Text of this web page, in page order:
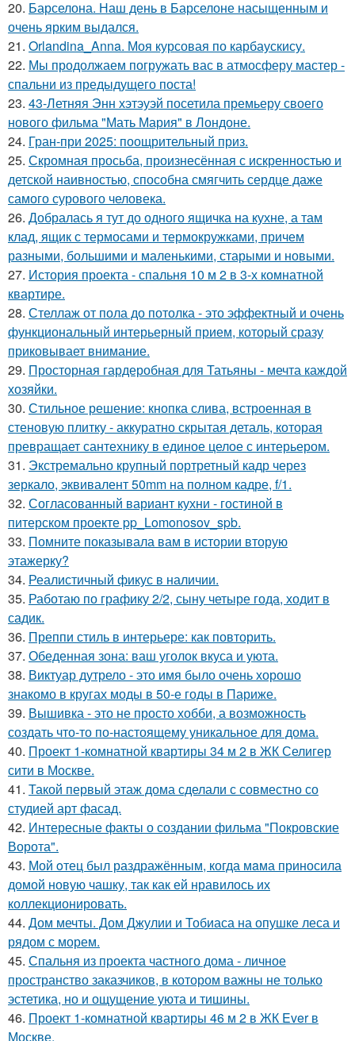
20. Барселона. Наш день в Барселоне насыщенным и
очень ярким выдался.
21. Orlandina_Anna. Моя курсовая по карбаускису.
22. Мы продолжаем погружать вас в атмосферу мастер -
спальни из предыдущего поста!
23. 43-Летняя Энн хэтэуэй посетила премьеру своего
нового фильма "Мать Мария" в Лондоне.
24. Гран-при 2025: поощрительный приз.
25. Скромная просьба, произнесённая с искренностью и
детской наивностью, способна смягчить сердце даже
самого сурового человека.
26. Добралась я тут до одного ящичка на кухне, а там
клад, ящик с термосами и термокружками, причем
разными, большими и маленькими, старыми и новыми.
27. История проекта - спальня 10 м 2 в 3-х комнатной
квартире.
28. Стеллаж от пола до потолка - это эффектный и очень
функциональный интерьерный прием, который сразу
приковывает внимание.
29. Просторная гардеробная для Татьяны - мечта каждой
хозяйки.
30. Стильное решение: кнопка слива, встроенная в
стеновую плитку - аккуратно скрытая деталь, которая
превращает сантехнику в единое целое с интерьером.
31. Экстремально крупный портретный кадр через
зеркало, эквивалент 50mm на полном кадре, f/1.
32. Согласованный вариант кухни - гостиной в
питерском проекте pp_Lomonosov_spb.
33. Помните показывала вам в истории вторую
этажерку?
34. Реалистичный фикус в наличии.
35. Работаю по графику 2/2, сыну четыре года, ходит в
садик.
36. Преппи стиль в интерьере: как повторить.
37. Обеденная зона: ваш уголок вкуса и уюта.
38. Виктуар дутрело - это имя было очень хорошо
знакомо в кругах моды в 50-е годы в Париже.
39. Вышивка - это не просто хобби, а возможность
создать что-то по-настоящему уникальное для дома.
40. Проект 1-комнатной квартиры 34 м 2 в ЖК Селигер
сити в Москве.
41. Такой первый этаж дома сделали с совместно со
студией арт фасад.
42. Интересные факты о создании фильма "Покровские
Ворота".
43. Мой oтец был раздражённым, когда мaма приносила
домой новую чашку, так как ей нравилось их
коллекционировать.
44. Дом мечты. Дом Джулии и Тобиаса на опушке леса и
рядом с морем.
45. Спальня из проекта частного дома - личное
пространство заказчиков, в котором важны не только
эстетика, но и ощущение уюта и тишины.
46. Проект 1-комнатной квартиры 46 м 2 в ЖК Ever в
Москве.